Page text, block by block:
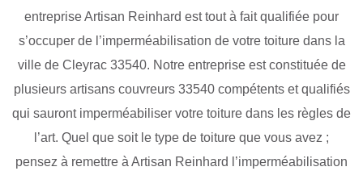
entreprise Artisan Reinhard est tout à fait qualifiée pour
s’occuper de l’imperméabilisation de votre toiture dans la
ville de Cleyrac 33540. Notre entreprise est constituée de
plusieurs artisans couvreurs 33540 compétents et qualifiés
qui sauront imperméabiliser votre toiture dans les règles de
l’art. Quel que soit le type de toiture que vous avez ;
pensez à remettre à Artisan Reinhard l’imperméabilisation